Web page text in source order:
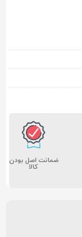
ضمانت اصل بودن
کالا